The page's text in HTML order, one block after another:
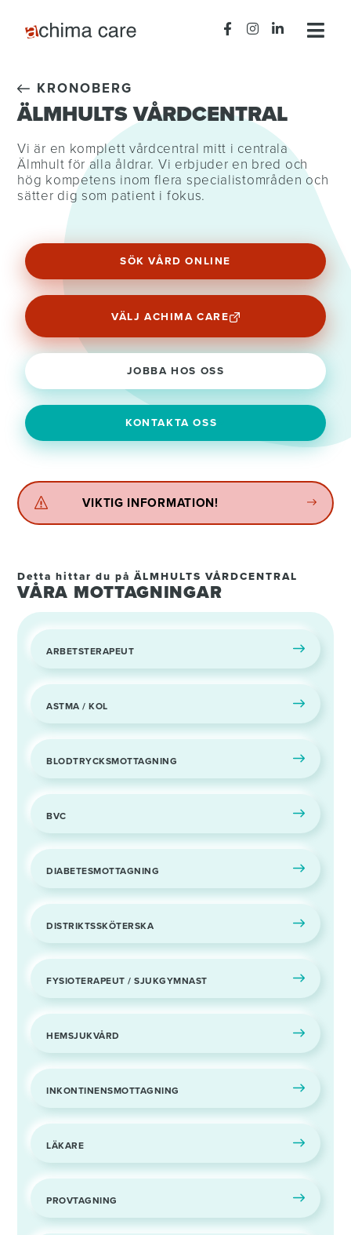
KRONOBERG
ÄLMHULTS VÅRDCENTRAL
Vi är en komplett vårdcentral mitt i centrala
Älmhult för alla åldrar. Vi erbjuder en bred och
hög kompetens inom flera specialistområden och
sätter dig som patient i fokus.
SÖK VÅRD ONLINE
VÄLJ ACHIMA CARE
JOBBA HOS OSS
KONTAKTA OSS
VIKTIG INFORMATION!
Detta hittar du på ÄLMHULTS VÅRDCENTRAL
VÅRA MOTTAGNINGAR
ARBETSTERAPEUT
ASTMA / KOL
BLODTRYCKSMOTTAGNING
BVC
DIABETESMOTTAGNING
DISTRIKTSSKÖTERSKA
FYSIOTERAPEUT / SJUKGYMNAST
HEMSJUKVÅRD
INKONTINENSMOTTAGNING
LÄKARE
PROVTAGNING